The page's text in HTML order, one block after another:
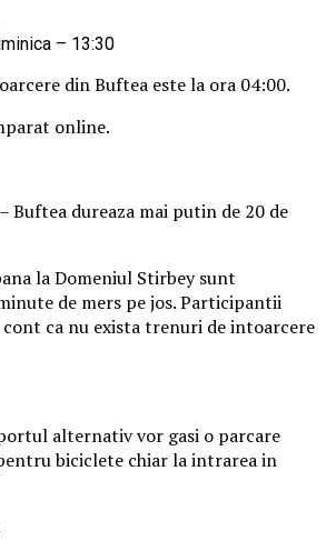
– 13:30
din Buftea este la ora 04:00.
online.
Buftea dureaza mai putin de 20 de
la Domeniul Stirbey sunt
de mers pe jos. Participantii
ca nu exista trenuri de intoarcere
alternativ vor gasi o parcare
biciclete chiar la intrarea in